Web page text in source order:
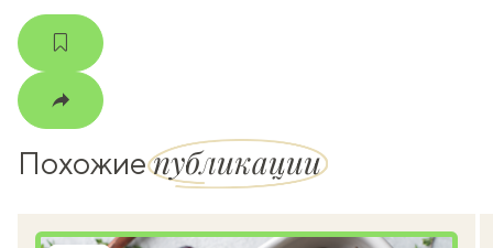
Похожиепубликации